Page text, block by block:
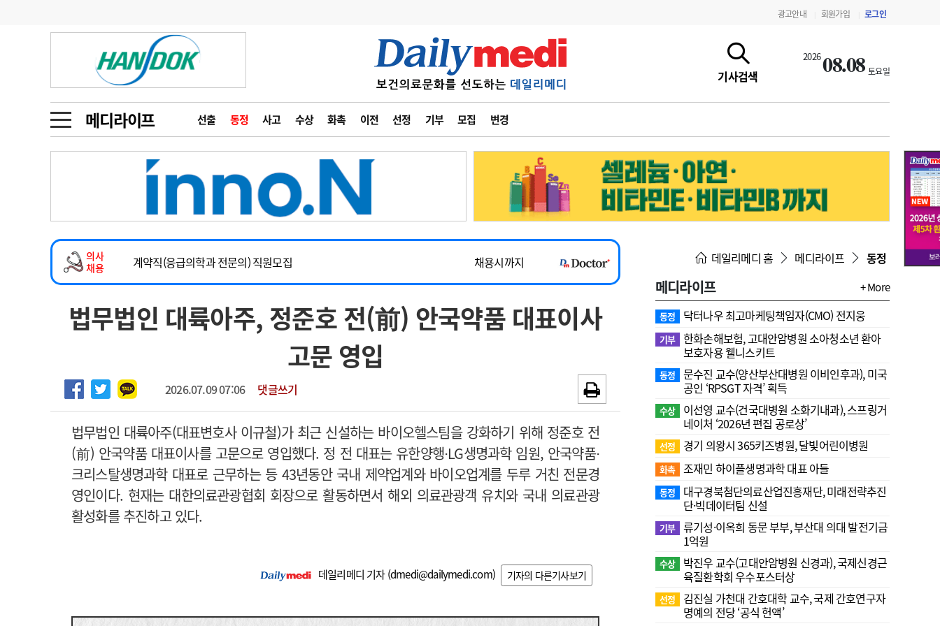
광고안내 회원가입 로그인
기사검색
202608.08 토요일
메디라이프 선출 동정 사고 수상 화촉 이전 선정 기부 모집 변경
금주의 검색어
1
의사인력 수급 추계
3
AI의료
4
전공의 모집 결과
6
관리급여 실시
지필공 지원책
수련환경 개선
의과대학 입시
인사 사고
오피니언 수첩
인물 피플
동영상뉴스
포토뉴스
메디 Hospital 지역병원 중소병원
인포메이션 행정처분 판례 정책/통계 공시 지침·기준·평가 약제급여 심사 결과
고객센터 회사소개 법적고지 광고안내
의사
채용
2026년 하반기 인턴 모집
~2026-08-31
마취통증의학과 임기제 임상의사 채용
채용시까지
계약직(응급의학과 전문의) 직원모집
채용시까지
하반기 전공의(레지던트1년차) 모집
~2026-08-15
2026년 하반기 인턴 모집
~2026-08-31
마취통증의학과 임기제 임상의사 채용
법무법인 대륙아주, 정준호 전(前) 안국약품 대표이사
고문 영입
2026.07.09 07:06 댓글쓰기
법무법인 대륙아주(대표변호사 이규철)가 최근 신설하는 바이오헬스팀을 강화하기 위해 정준호 전
(前) 안국약품 대표이사를 고문으로 영입했다. 정 전 대표는 유한양행⋅LG생명과학 임원, 안국약품⋅
크리스탈생명과학 대표로 근무하는 등 43년동안 국내 제약업계와 바이오업계를 두루 거친 전문경
영인이다. 현재는 대한의료관광협회 회장으로 활동하면서 해외 의료관광객 유치와 국내 의료관광
활성화를 추진하고 있다.
데일리메디 기자 (dmedi@dailymedi.com) 기자의 다른기사보기
데일리메디 홈 메디라이프 동정
메디라이프 + More
동정 닥터나우 최고마케팅책임자(CMO) 전지웅
기부 한화손해보험, 고대안암병원 소아청소년 환아
보호자용 웰니스키트
동정
문수진 교수( 양산부산대병원 이비인후과), 미국
공인 ‘RPSGT 자격’ 획득
수상
이선영 교수(건국대병원 소화기내과), 스프링거
네이처 ‘2026년 편집 공로상’
선정 경기 의왕시 365키즈병원, 달빛어린이병원
화촉 조재민 하이플생명과학 대표 아들
동정
대구경북첨단의료산업진흥재단, 미래전략추진
단·빅데이터팀 신설
기부 류기성·이옥희 동문 부부, 부산대 의대 발전기금
1억원
수상
박진우 교수(고대안암병원 신경과), 국제신경근
육질환학회 우수포스터상
선정
김진실 가천대 간호대학 교수, 국제 간호연구자
명예의 전당 ‘공식 헌액’